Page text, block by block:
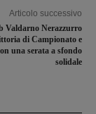
Articolo successivo
Valdarno Nerazzurro
di Campionato e
una serata a sfondo
solidale